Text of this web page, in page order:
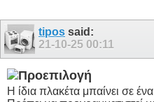
tipos said:
21-10-25 00:11
Η ίδια πλακέτα μπαίνει σε